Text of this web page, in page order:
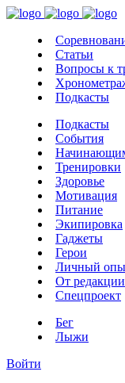
Статьи
Вопросы к
Подкасты
Подкасты
События
Тренировки
Здоровье
Мотивация
Питание
Экипировка
Гаджеты
Герои
Личный
От редакции
Спецпроект
Бег
Лыжи
Войти